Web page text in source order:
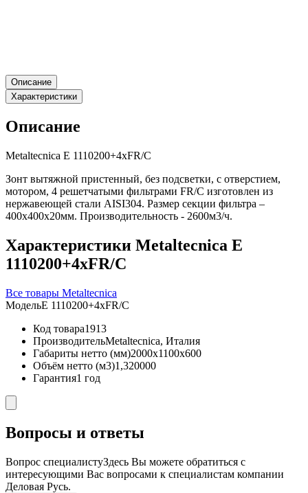
Описание
Характеристики
Описание
Metaltecnica E 1110200+4xFR/C
Зонт вытяжной пристенный, без подсветки, с отверстием,
мотором, 4 решетчатыми фильтрами FR/C изготовлен из
нержавеющей стали AISI304. Размер секции фильтра –
400х400х20мм. Производительность - 2600м3/ч.
Характеристики Metaltecnica E
1110200+4xFR/C
Все товары Metaltecnica
МодельE 1110200+4xFR/C
Код товара1913
ПроизводительMetaltecnica, Италия
Габариты нетто (мм)2000x1100x600
Объём нетто (м3)1,320000
Гарантия1 год
Вопросы и ответы
Вопрос специалистуЗдесь Вы можете обратиться с
интересующими Вас вопросами к специалистам компании
Деловая Русь.